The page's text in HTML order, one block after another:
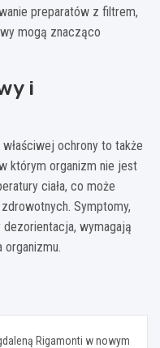
preparatów z filtrem,
mogą znacząco
i
ochrony to także
którym organizm nie jest
ciała, co może
Symptomy,
wymagają
organizmu.
Rigamonti w nowym